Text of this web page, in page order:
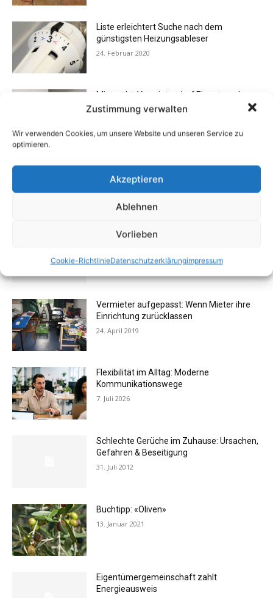
Zustimmung verwalten
Wir verwenden Cookies, um unsere Website und unseren Service zu
optimieren.
Akzeptieren
Ablehnen
Vorlieben
Cookie-RichtlinieDatenschutzerklärungimpressum
Liste erleichtert Suche nach dem
günstigsten Heizungsableser
24. Februar 2020
Mietrecht: Vermieter darf Eigentum des
Mieters nach Auszug nicht einfach
24. Oktober 2019
Finanztipp Steuererklärung: Was
Vermieter und Eigentümer von
Wohnung/Haus steuerlich absetzen
15. Januar 2015
Rechtstipp: Grundbucheinsicht nur bei
13. Oktober 2016
Vermieter aufgepasst: Wenn Mieter ihre
Einrichtung zurücklassen
24. April 2019
Flexibilität im Alltag: Moderne
Kommunikationswege
7. Juli 2026
Schlechte Gerüche im Zuhause: Ursachen,
Gefahren & Beseitigung
31. Juli 2012
Buchtipp: «Oliven»
13. Januar 2021
Eigentümergemeinschaft zahlt
Energieausweis